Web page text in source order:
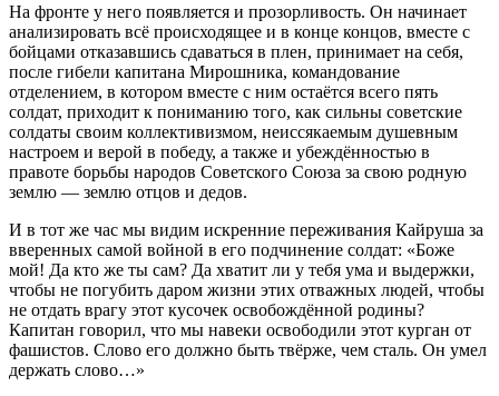
На фронте у него появляется и прозорливость. Он начинает
анализировать всё происходящее и в конце концов, вместе с
бойцами отказавшись сдаваться в плен, принимает на себя,
после гибели капитана Мирошника, командование
отделением, в котором вместе с ним остаётся всего пять
солдат, приходит к пониманию того, как сильны советские
солдаты своим коллективизмом, неиссякаемым душевным
настроем и верой в победу, а также и убеждённостью в
правоте борьбы народов Советского Союза за свою родную
землю — землю отцов и дедов.
И в тот же час мы видим искренние переживания Кайруша за
вверенных самой войной в его подчинение солдат: «Боже
мой! Да кто же ты сам? Да хватит ли у тебя ума и выдержки,
чтобы не погубить даром жизни этих отважных людей, чтобы
не отдать врагу этот кусочек освобождённой родины?
Капитан говорил, что мы навеки освободили этот курган от
фашистов. Слово его должно быть твёрже, чем сталь. Он умел
держать слово…»